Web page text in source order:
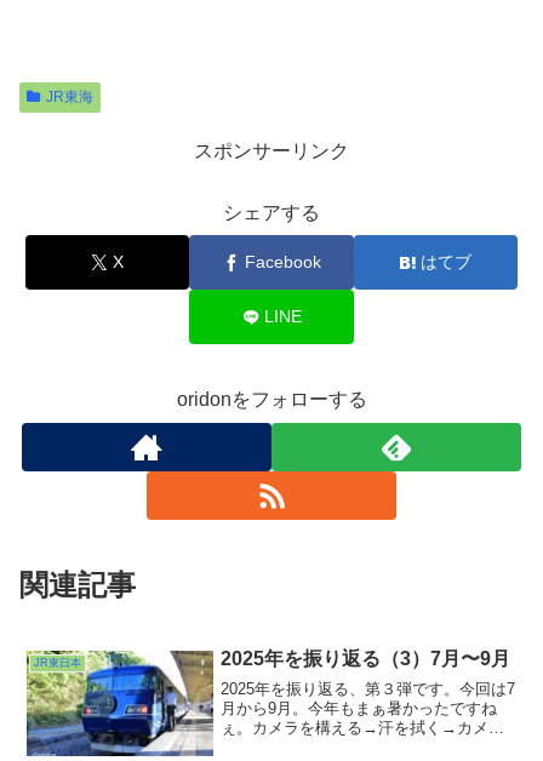
JR東海
スポンサーリンク
シェアする
X Facebook はてブ
LINE
oridonをフォローする
関連記事
JR東日本 2025年を振り返る（3）7月〜9月
2025年を振り返る、第３弾です。今回は7
月から9月。今年もまぁ暑かったですね
ぇ。カメラを構える→汗を拭く→カメラ